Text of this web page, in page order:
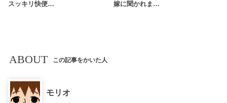
スッキリ快便…
嫁に聞かれま…
ABOUT この記事をかいた人
モリオ